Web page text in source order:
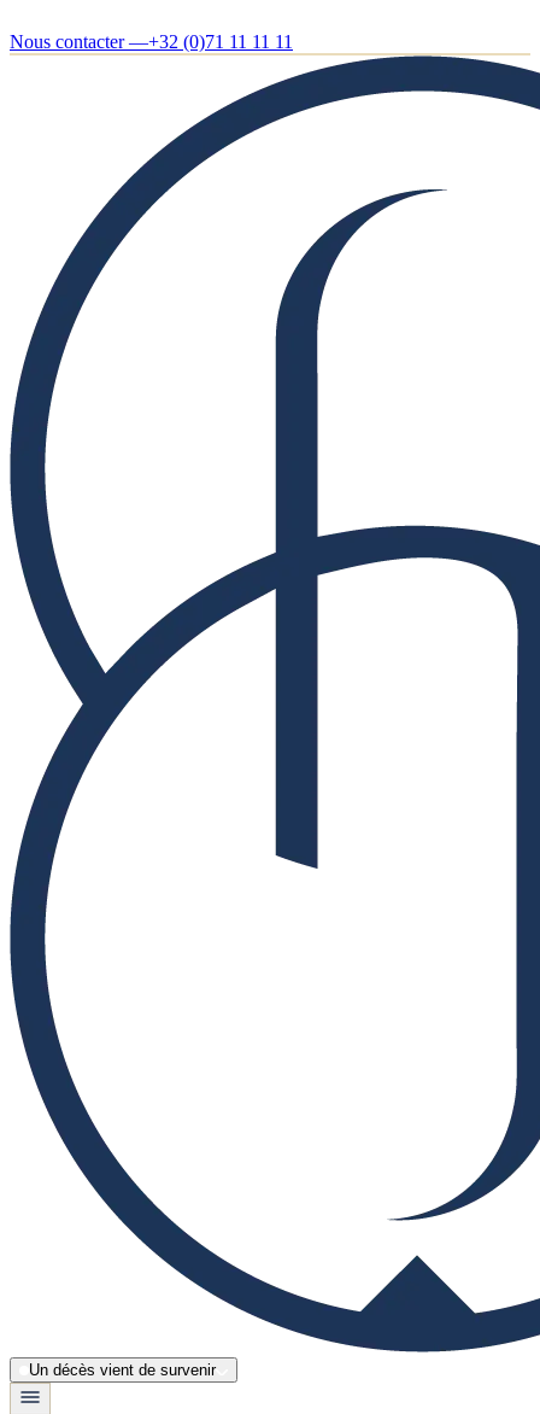
Nous contacter —+32 (0)71 11 11 11
Un décès vient de survenir